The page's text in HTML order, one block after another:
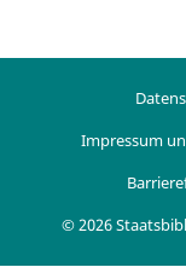
Impressum
© 2026